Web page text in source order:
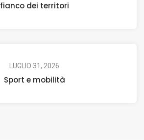
fianco dei territori
LUGLIO 31, 2026
Sport e mobilità